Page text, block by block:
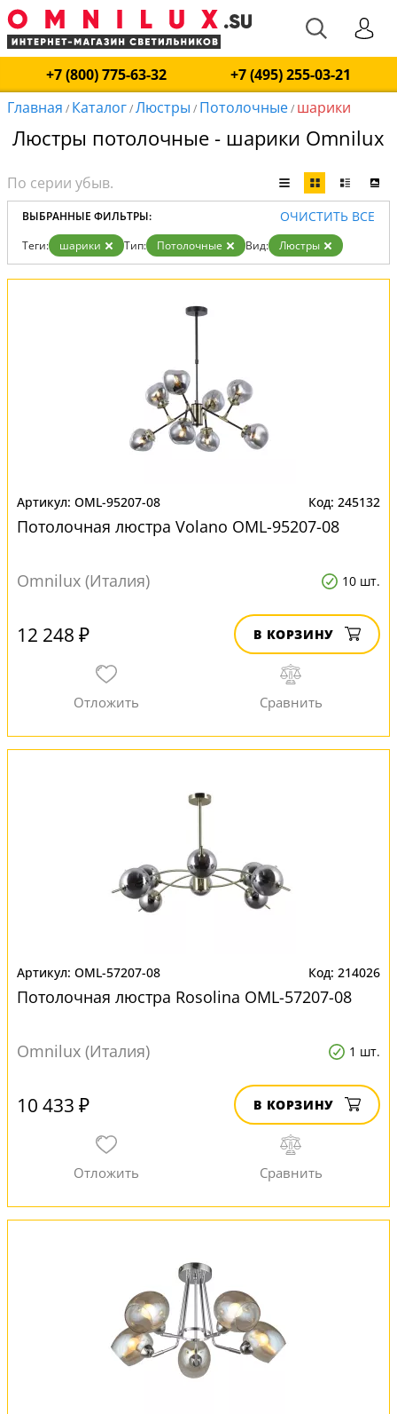
+7 (800) 775-63-32
+7 (495) 255-03-21
Главная / Каталог/Люстры / Потолочные/ шарики
Люстры потолочные - шарики Omnilux
ВЫБРАННЫЕ ФИЛЬТРЫ: ОЧИСТИТЬ ВСЕ
Теги: шарики Тип: Потолочные Вид: Люстры
OML-95207-08 245132
Потолочная люстра Volano OML-95207-08
Omnilux (Италия) 10 шт.
12 248 ₽ В КОРЗИНУ
OML-57207-08 214026
Потолочная люстра Rosolina OML-57207-08
Omnilux (Италия) 1 шт.
10 433 ₽ В КОРЗИНУ